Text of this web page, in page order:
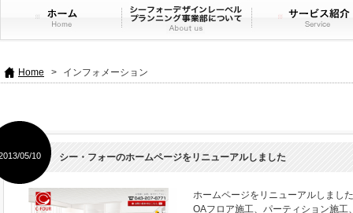
Home > インフォメーション
05/10 シー・フォーのホームページをリニューアルしました
ホームページをリニューアルしまし
OAフロア施工、パーティション施